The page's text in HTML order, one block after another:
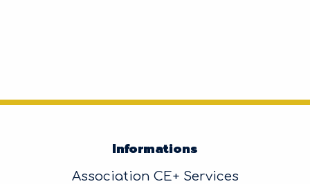
Informations
Association CE+ Services